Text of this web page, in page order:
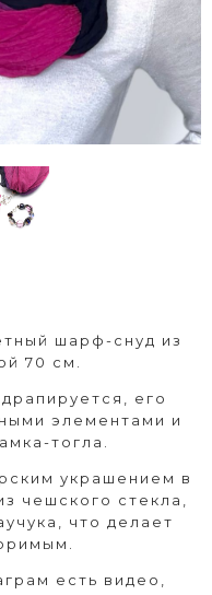
шарф-снуд из
70 см.
его
элементами и
тогла.
украшением в
чешского стекла,
что делает
есть видео,